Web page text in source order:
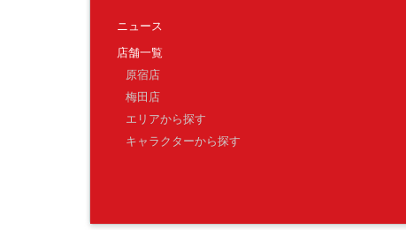
ニュース
店舗一覧
原宿店
梅田店
エリアから探す
キャラクターから探す